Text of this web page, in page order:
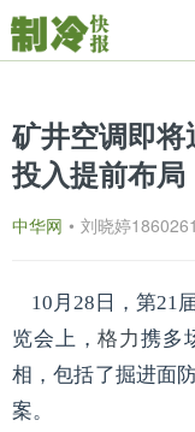
矿井空调即
投入提前布局
中华网 • 刘晓婷
10月28日，第21
览会上，格力携多
相，包括了掘进面
案。